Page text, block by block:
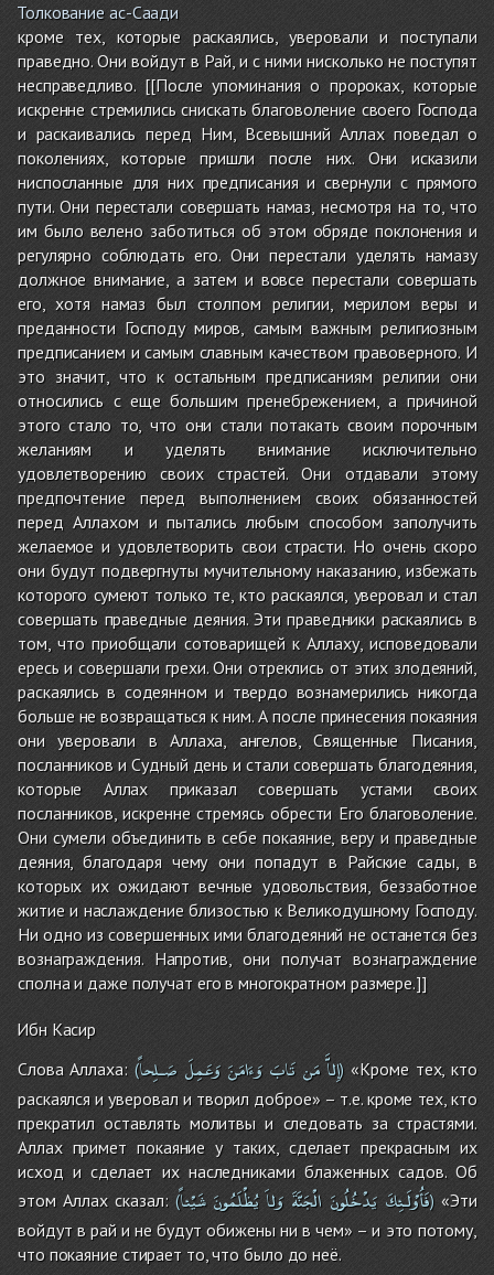
Толкование ас-Саади
кроме тех, которые раскаялись, уверовали и поступали
праведно. Они войдут в Рай, и с ними нисколько не поступят
несправедливо. [[После упоминания о пророках, которые
искренне стремились снискать благоволение своего Господа
и раскаивались перед Ним, Всевышний Аллах поведал о
поколениях, которые пришли после них. Они исказили
ниспосланные для них предписания и свернули с прямого
пути. Они перестали совершать намаз, несмотря на то, что
им было велено заботиться об этом обряде поклонения и
регулярно соблюдать его. Они перестали уделять намазу
должное внимание, а затем и вовсе перестали совершать
его, хотя намаз был столпом религии, мерилом веры и
преданности Господу миров, самым важным религиозным
предписанием и самым славным качеством правоверного. И
это значит, что к остальным предписаниям религии они
относились с еще большим пренебрежением, а причиной
этого стало то, что они стали потакать своим порочным
желаниям и уделять внимание исключительно
удовлетворению своих страстей. Они отдавали этому
предпочтение перед выполнением своих обязанностей
перед Аллахом и пытались любым способом заполучить
желаемое и удовлетворить свои страсти. Но очень скоро
они будут подвергнуты мучительному наказанию, избежать
которого сумеют только те, кто раскаялся, уверовал и стал
совершать праведные деяния. Эти праведники раскаялись в
том, что приобщали сотоварищей к Аллаху, исповедовали
ересь и совершали грехи. Они отреклись от этих злодеяний,
раскаялись в содеянном и твердо вознамерились никогда
больше не возвращаться к ним. А после принесения покаяния
они уверовали в Аллаха, ангелов, Священные Писания,
посланников и Судный день и стали совершать благодеяния,
которые Аллах приказал совершать устами своих
посланников, искренне стремясь обрести Его благоволение.
Они сумели объединить в себе покаяние, веру и праведные
деяния, благодаря чему они попадут в Райские сады, в
которых их ожидают вечные удовольствия, беззаботное
житие и наслаждение близостью к Великодушному Господу.
Ни одно из совершенных ими благодеяний не останется без
вознаграждения. Напротив, они получат вознаграждение
сполна и даже получат его в многократном размере.]]
Ибн Касир
Слова Аллаха:( إِلاَّمَن تَابَ وَءَامَنَ وَعَمِلَ صَـلِحاً ) «Кроме тех, кто
раскаялся и уверовал и творил доброе» – т.е. кроме тех, кто
прекратил оставлять молитвы и следовать за страстями.
Аллах примет покаяние у таких, сделает прекрасным их
исход и сделает их наследниками блаженных садов. Об
этом Аллах сказал:( فَأُوْلَـئِكَ يَدْخُلُونَ الْجَنَّةَ وَلاَيُظْلَمُونَ شَيْئاً )«Эти
войдут в рай и не будут обижены ни в чем» – и это потому,
что покаяние стирает то, что было до неё.